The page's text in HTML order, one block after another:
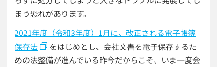
まう恐れがあります。
2021年度（令和3年度）1月に、改正される電子帳簿
保存法
をはじめとし、会社文書を電子保存するた
めの法整備が進んでいる昨今だからこそ、いま一度会